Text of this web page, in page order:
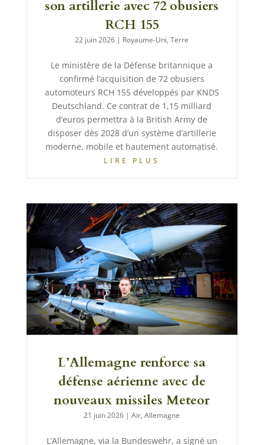
son artillerie avec 72 obusiers
RCH 155
22 juin 2026 | Royaume-Uni,Terre
Le ministère de la Défense britannique a
confirmé l’acquisition de 72 obusiers
automoteurs RCH 155 développés par KNDS
Deutschland. Ce contrat de 1,15 milliard
d’euros permettra à la British Army de
disposer dès 2028 d’un système d’artillerie
moderne, mobile et hautement automatisé.
LIRE PLUS
L’Allemagne renforce sa
défense aérienne avec de
nouveaux missiles Meteor
21 juin 2026 |Air,Allemagne
L’Allemagne, via la Bundeswehr, a signé un